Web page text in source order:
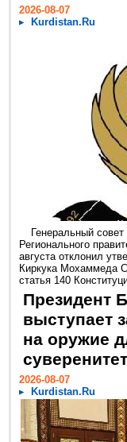
2026-08-07
Kurdistan.Ru
Генеральный
Регионального
августа отклонил
Киркука Мохаммеда
статья 140
Президент
выступает
на оружие
2026-08-07
Kurdistan.Ru